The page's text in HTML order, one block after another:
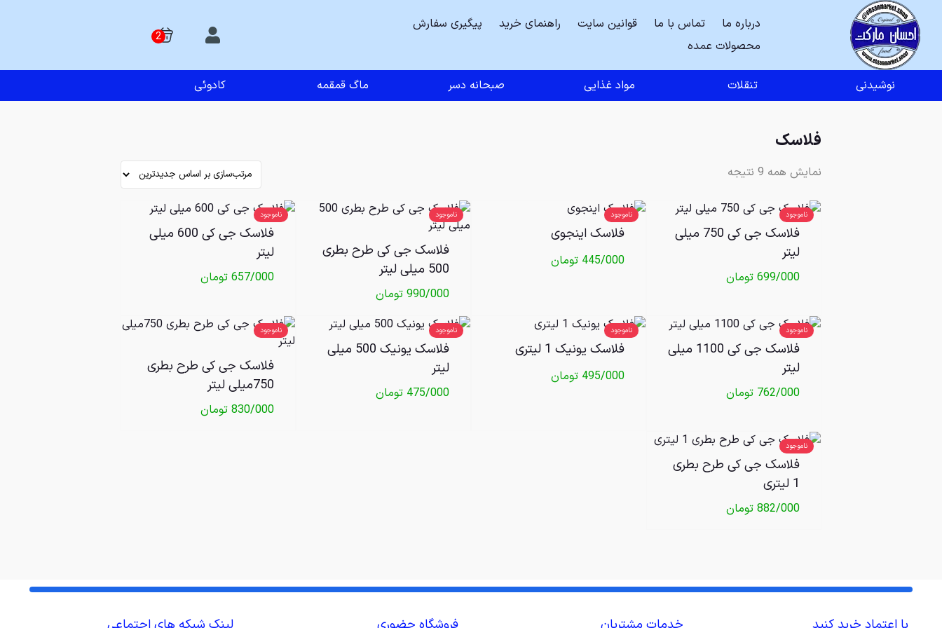
درباره ما تماس با ما قوانین سایت راهنمای خرید
پیگیری سفارش
محصولات عمده
نوشیدنی تنقلات مواد غذایی صبحانه دسر ماگ قمقمه کادوئی
فلاسک
نمایش همه 9 نتیجه
ناموجود
فلاسک جی کی 750 میلی
لیتر
699/000 تومان
ناموجود
فلاسک اینجوی
445/000 تومان
ناموجود
فلاسک جی کی طرح بطری
500 میلی لیتر
990/000 تومان
ناموجود
فلاسک جی کی 600 میلی
لیتر
657/000 تومان
ناموجود
فلاسک جی کی 1100 میلی
لیتر
762/000 تومان
ناموجود
فلاسک یونیک 1 لیتری
495/000 تومان
ناموجود
فلاسک یونیک 500 میلی
لیتر
475/000 تومان
ناموجود
فلاسک جی کی طرح بطری
750میلی لیتر
830/000 تومان
ناموجود
فلاسک جی کی طرح بطری
1 لیتری
882/000 تومان